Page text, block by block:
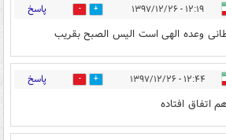
۱۲:۱۹ - ۱۳۹۷/۱۲/۲۶ 6 پاسخ
وعده الهی است الیس الصبح بقریب
۱۲:۴۴ - ۱۳۹۷/۱۲/۲۶ 5 پاسخ
اتفاق افتاده